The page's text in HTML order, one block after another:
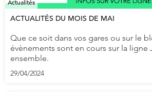
Actualités
ACTUALITÉS DU MOIS DE MAI
Que ce soit dans vos gares ou sur le
évènements sont en cours sur la ligne
ensemble.
29/04/2024